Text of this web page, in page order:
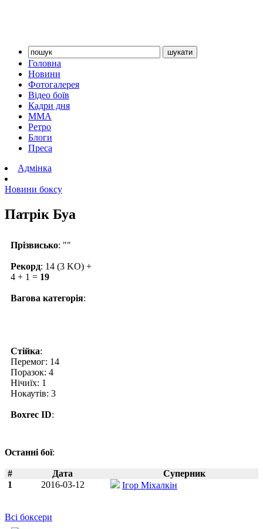
Головна
Новини
Фотогалерея
Відео боїв
Кадри дня
ММА
Ретро
Блоги
Преса
Адмінка
Новини боксу
Патрік Буа
Прізвисько: ""
Рекорд: 14 (3 KO) +
4 + 1 = 19
Вагова категорія:
Стійка:
Перемог: 14
Поразок: 4
Нічиїх: 1
Нокаутів: 3
Boxrec ID:
Останні бої:
# Дата
Суперник
1
2016-03-12 Ігор Міхалкін
Всі боксери